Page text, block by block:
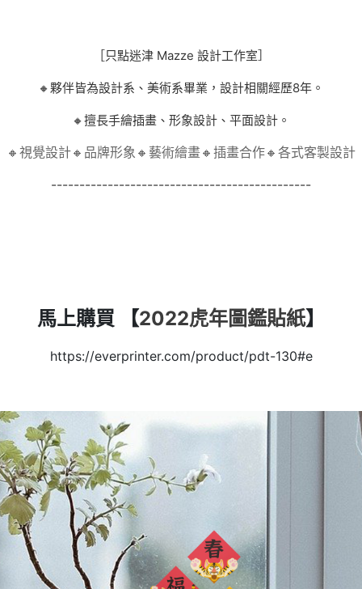
［只點迷津 Mazze 設計工作室］
🔸夥伴皆為設計系、美術系畢業，設計相關經歷8年。
🔸擅長手繪插畫、形象設計、平面設計。
🔸視覺設計🔸品牌形象🔸藝術繪畫🔸插畫合作🔸各式客製設計
----------------------------------------------
馬上購買 【2022虎年圖鑑貼紙】
https://everprinter.com/product/pdt-130#e